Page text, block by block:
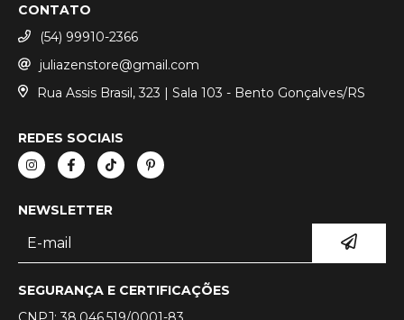
CONTATO
(54) 99910-2366
juliazenstore@gmail.com
Rua Assis Brasil, 323 | Sala 103 - Bento Gonçalves/RS
REDES SOCIAIS
NEWSLETTER
SEGURANÇA E CERTIFICAÇÕES